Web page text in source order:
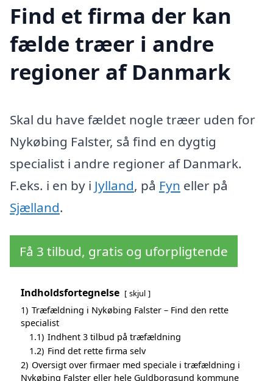
Find et firma der kan
fælde træer i andre
regioner af Danmark
Skal du have fældet nogle træer uden for
Nykøbing Falster, så find en dygtig
specialist i andre regioner af Danmark.
F.eks. i en by i Jylland, på Fyn eller på
Sjælland.
Få 3 tilbud, gratis og uforpligtende
Indholdsfortegnelse skjul
1) Træfældning i Nykøbing Falster – Find den rette
specialist
1.1) Indhent 3 tilbud på træfældning
1.2) Find det rette firma selv
2) Oversigt over firmaer med speciale i træfældning i
Nykøbing Falster eller hele Guldborgsund kommune